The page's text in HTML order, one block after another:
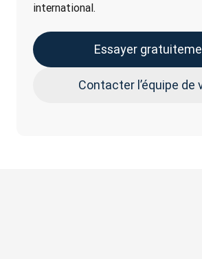
international.
Essayer
Contacter l’équipe de